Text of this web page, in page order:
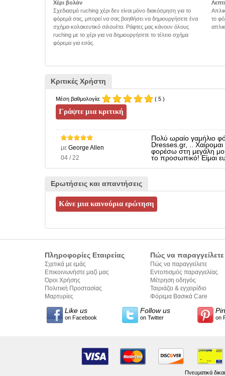
Χέρι βολάν
Σχεδιασμό ruching χέρι δεν είναι μόνο διακόσμηση για το
φόρεμά σας, μπορεί να σας βοηθήσει να δημιουργήσετε ένα
σχήμα-κολακευτικό σιλουέτα. Ράφτες μας κάνουν όλους
ruching με το χέρι για να δημιουργήσετε το τέλειο σχήμα
φόρεμα για εσάς.
το
Κριτικές Χρήστη
Μέση βαθμολογία: ( 5 )
με George Allen
04 / 22
Πολύ ωραίο γαμήλιο
Dresses.gr, ..
φορέσω στη μεγάλη μου
το προσωπικό! Είμαι
Ερωτήσεις και απαντήσεις
Πληροφορίες Εταιρείας
Σχετικά με εμάς
Επικοινωνήστε μαζί μας
Όροι Χρήσης
Πολιτική Προστασίας
Προσωπικών Δεδομένων
Μαρτυρίες
Πώς να παραγγείλετε
Πώς να παραγγείλετε
Εντοπισμός παραγγελίας
Μέτρηση οδηγός
Ταιριάζει & εγχειρίδιο
σύνταξης κειμένων
Φόρεμα Βασικά Care
Like us
on Facebook
Follow us
on Twitter on
Πνευματικά